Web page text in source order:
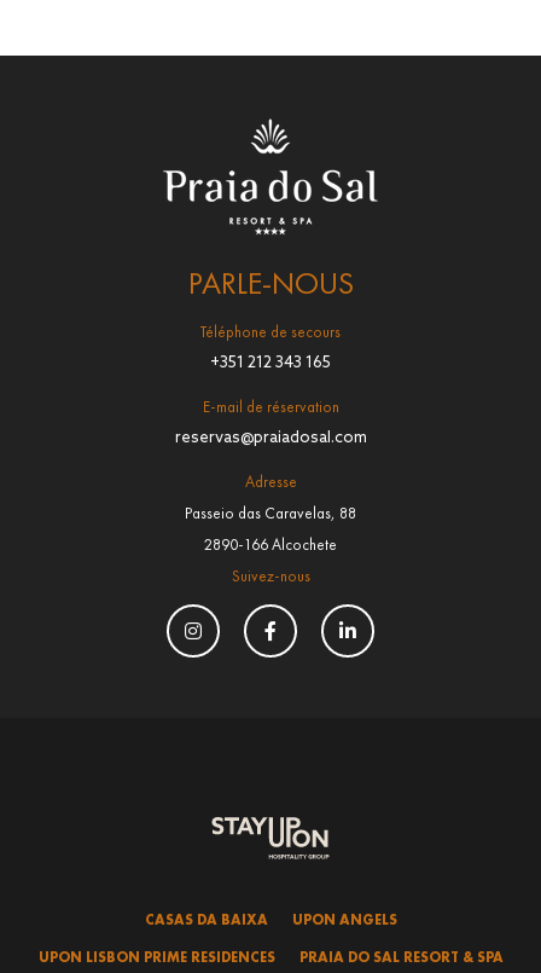
PARLE-NOUS
Téléphone de secours
+351 212 343 165
E-mail de réservation
reservas@praiadosal.com
Adresse
Passeio das Caravelas, 88
2890-166 Alcochete
Suivez-nous
CASAS DA BAIXA
UPON ANGELS
UPON LISBON PRIME RESIDENCES
PRAIA DO SAL RESORT & SPA